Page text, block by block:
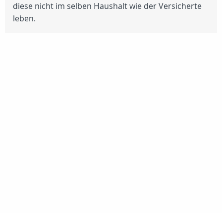
diese nicht im selben Haushalt wie der Versicherte
leben.